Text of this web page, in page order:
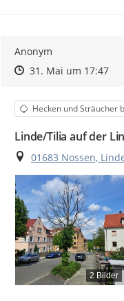
Anonym
Zeitpunkt des
Zeitpunkt des
31. Mai um 17:47
Kategorie
Hecken und Sträucher
Linde/Tilia auf der
Ort
01683 Nossen,
2 Bilder